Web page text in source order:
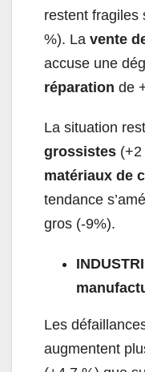
restent fragiles
%). La vente
accuse une
réparation de
La situation
grossistes
matériaux de
tendance
gros (-9%).
Les
augmentent